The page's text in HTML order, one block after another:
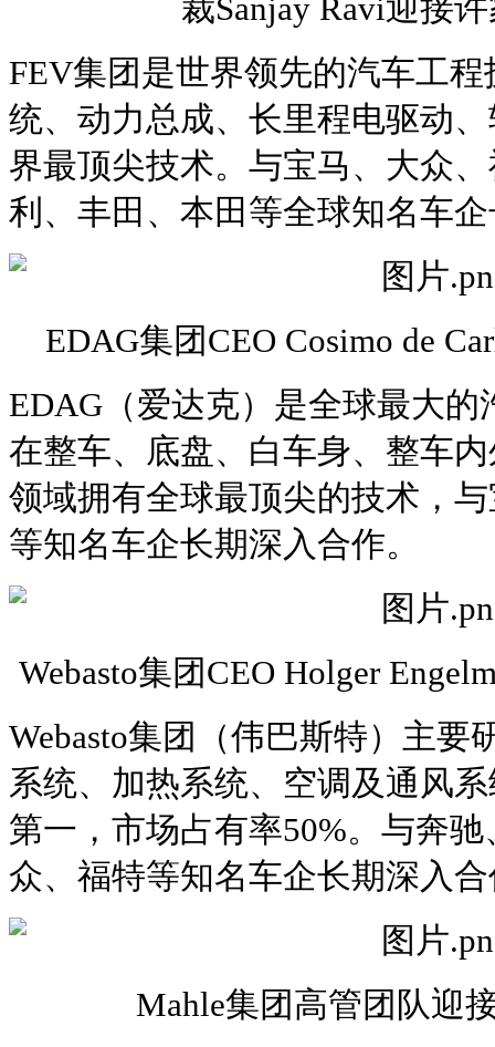
裁Sanjay Ravi迎接
FEV集团是世界领先的汽车工
统、动力总成、长里程电驱动
界最顶尖技术。与宝马、大众
利、丰田、本田等全球知名车
EDAG集团CEO Cosimo de
EDAG（爱达克）是全球最大
在整车、底盘、白车身、整车
领域拥有全球最顶尖的技术，
等知名车企长期深入合作。
Webasto集团CEO Holger
Webasto集团（伟巴斯特）主要
系统、加热系统、空调及通风
第一，市场占有率50%。与奔
众、福特等知名车企长期深入
Mahle集团高管团队迎